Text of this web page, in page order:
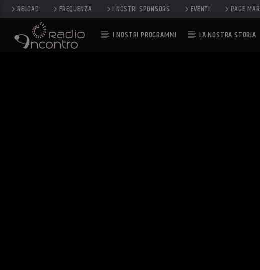
RELOAD FREQUENZA I NOSTRI SPONSORS EVENTI PAGE
I NOSTRI PROGRAMMI LA NOSTRA STORIA